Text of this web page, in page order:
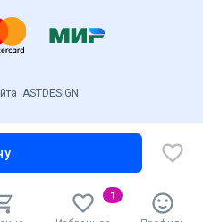
1
ASTDESIGN